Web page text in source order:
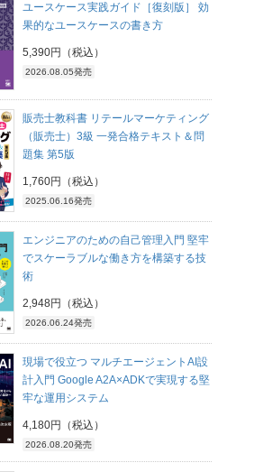
ユースケース実践ガイド［復刻版］ 効
果的なユースケースの書き方
5,390円（税込）
2026.08.05発売
販売士教科書 リテールマーケティング
（販売士）3級 一発合格テキスト＆問
題集 第5版
1,760円（税込）
2025.06.16発売
エンジニアのための自己管理入門 堅牢
でスケーラブルな働き方を構築する技
術
2,948円（税込）
2026.06.24発売
現場で役立つ マルチエージェントAI設
計入門 Google A2A×ADKで実現する堅
牢な運用システム
4,180円（税込）
2026.08.20発売